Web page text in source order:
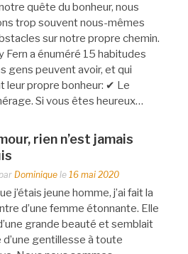
quête du bonheur, nous
trop souvent nous-mêmes
sur notre propre chemin.
Fern a énuméré 15 habitudes
gens peuvent avoir, et qui
leur propre bonheur: ✔ Le
Si vous êtes heureux…
rien n’est jamais
Dominique le 16 mai 2020
j’étais jeune homme, j’ai fait la
d’une femme étonnante. Elle
grande beauté et semblait
gentillesse à toute